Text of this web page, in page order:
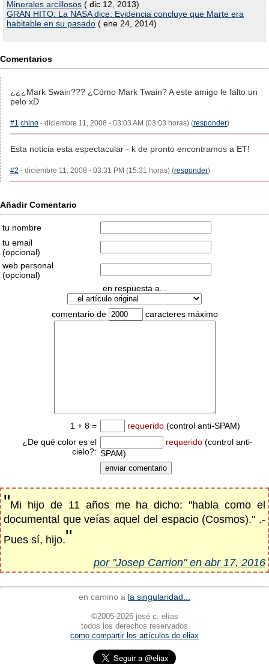
Minerales arcillosos ( dic 12, 2013)
GRAN HITO: La NASA dice: Evidencia concluye que Marte era
habitable en su pasado ( ene 24, 2014)
Comentarios
¿¿¿Mark Swain??? ¿Cómo Mark Twain? A este amigo le falto un
pelo xD
#1 chino - diciembre 11, 2008 - 03:03 AM (03:03 horas) (responder)
Esta noticia esta espectacular - k de pronto encontramos a ET!
#2 - diciembre 11, 2008 - 03:31 PM (15:31 horas) (responder)
Añadir Comentario
tu nombre
tu email
(opcional)
web personal
(opcional)
en respuesta a...
comentario de caracteres máximo
1 + 8 = requerido (control anti-SPAM)
¿De qué color es el
cielo?:
requerido (control anti-
SPAM)
"Mi hijo de 11 años me ha dicho: "habla como el
documental que veías aquel del espacio (Cosmos)." .-
Pues sí, hijo."
por "Josep Carrion" en abr 17, 2016
en camino a la singularidad...
©2005-2026 josé c. elías
todos los derechos reservados
como compartir los artículos de eliax